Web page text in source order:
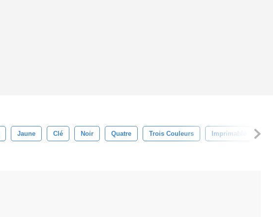
Jaune Clé Noir Quatre Trois Couleurs Imprimable